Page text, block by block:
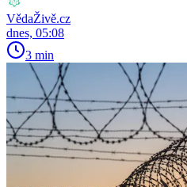
VědaŽivě.cz
dnes, 05:08
3 min